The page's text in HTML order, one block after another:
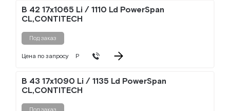
B 42 17x1065 Li / 1110 Ld PowerSpan
CL,CONTITECH
Под заказ
Цена по запросу Р
B 43 17x1090 Li / 1135 Ld PowerSpan
CL,CONTITECH